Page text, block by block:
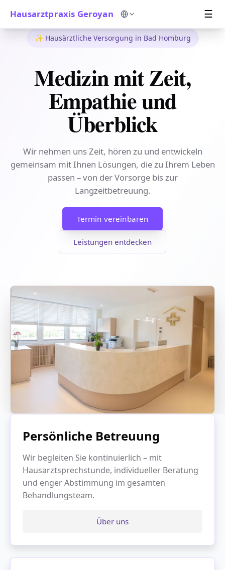
Hausarztpraxis Geroyan Sprache auswählen ☰
✨ Hausärztliche Versorgung in Bad Homburg
Medizin mit Zeit,
Empathie und
Überblick
Wir nehmen uns Zeit, hören zu und entwickeln
gemeinsam mit Ihnen Lösungen, die zu Ihrem Leben
passen – von der Vorsorge bis zur
Langzeitbetreuung.
Termin vereinbaren
Leistungen entdecken
Persönliche Betreuung
Wir begleiten Sie kontinuierlich – mit
Hausarztsprechstunde, individueller Beratung
und enger Abstimmung im gesamten
Behandlungsteam.
Über uns